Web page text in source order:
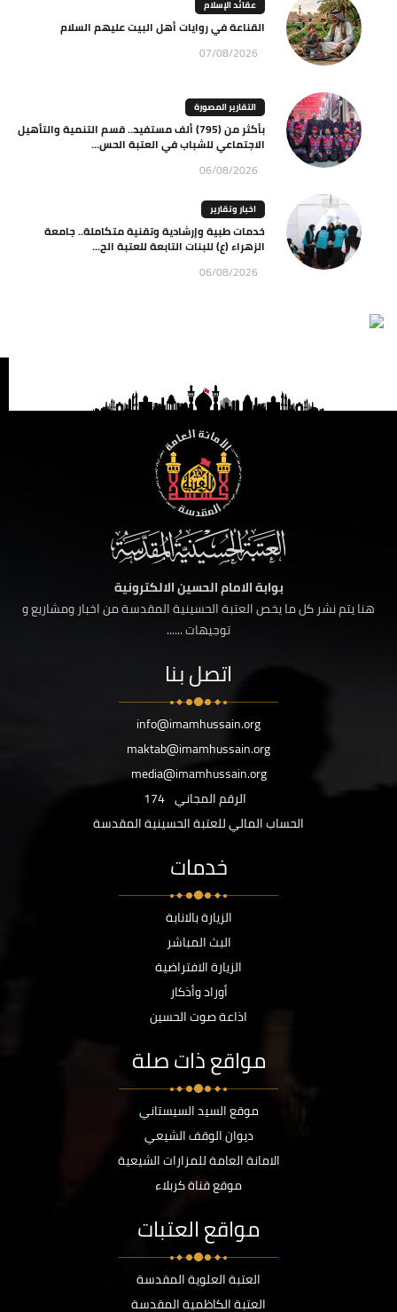
عقائد الإسلام
القناعة في روايات أهل البيت عليهم السلام
07/08/2026
التقارير المصورة
بأكثر من (795) ألف مستفيد.. قسم التنمية والتأهيل
الاجتماعي للشباب في العتبة الحس...
06/08/2026
اخبار وتقارير
خدمات طبية وإرشادية وتقنية متكاملة.. جامعة
الزهراء (ع) للبنات التابعة للعتبة الح...
06/08/2026
بوابة الامام الحسين الالكترونية
هنا يتم نشر كل ما يخص العتبة الحسينية المقدسة من اخبار ومشاريع و
توجيهات ......
اتصل بنا
info@imamhussain.org
maktab@imamhussain.org
media@imamhussain.org
الرقم المجاني 174
الحساب المالي للعتبة الحسينية المقدسة
خدمات
الزيارة بالانابة
البث المباشر
الزيارة الافتراضية
أوراد وأذكار
اذاعة صوت الحسين
مواقع ذات صلة
موقع السيد السيستاني
ديوان الوقف الشيعي
الامانة العامة للمزارات الشيعية
موقع قناة كربلاء
مواقع العتبات
العتبة العلوية المقدسة
العتبة الكاظمية المقدسة